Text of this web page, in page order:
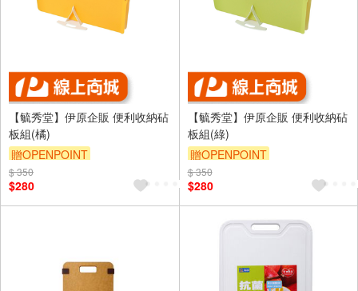
【毓秀堂】伊原企販 便利收納砧
板組(橘)
贈OPENPOINT
$ 350
$280
【毓秀堂】伊原企販 便利收納砧
板組(綠)
贈OPENPOINT
$ 350
$280